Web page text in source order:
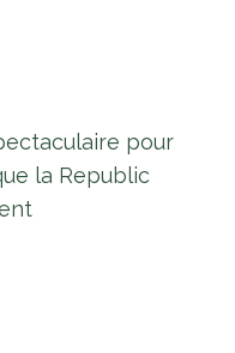
pour
la Republic